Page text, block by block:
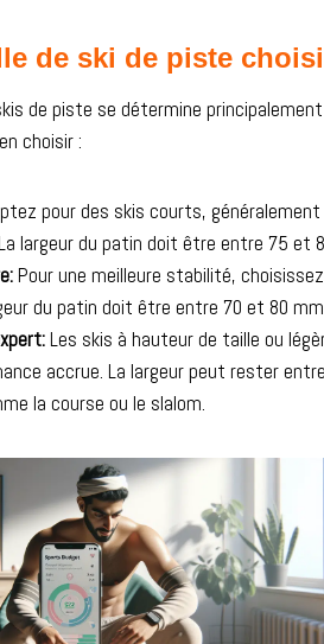
de ski de piste
de piste se détermine
choisir :
pour des skis courts,
largeur du patin doit être entre 75 et
Pour une meilleure stabilité,
du patin doit être entre 70 et 80
Les skis à hauteur de taille ou
accrue. La largeur peut rester
la course ou le slalom.